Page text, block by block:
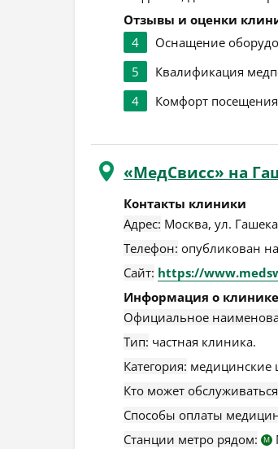
Отзывы и оценки
4
Оснащение
5
Квалификация
4
Комфорт
«МедСвисс» на
Контакты клиники
Адрес: Москва, ул.
Телефон: опубликован
Сайт: https://
Информация о клинике
Официальное
Тип: частная клиника.
Категория: медицинские
Кто может
Способы оплаты
Станции метро рядом:
М